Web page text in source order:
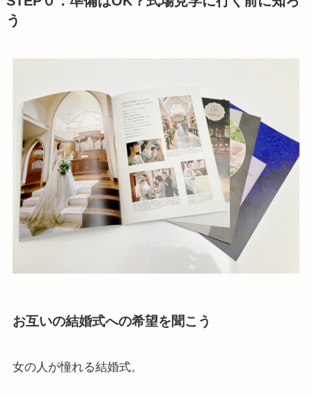
う
お互いの結婚式への希望を聞こう
女の人が憧れる結婚式。